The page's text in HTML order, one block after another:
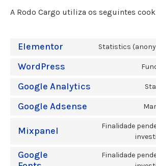
A Rodo Cargo utiliza os seguintes
Elementor Statistics
WordPress
Google Analytics
Google Adsense
Mixpanel
Finalidade
Google
Finalidade